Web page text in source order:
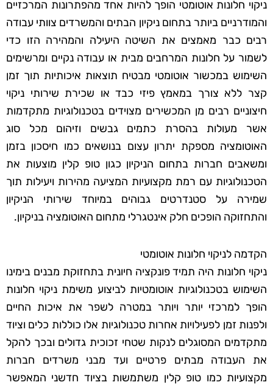
ניקוי חלונות אוטומטי הופך להיות אחד מהפתרונות המרכזיים
והמודרניים ביותר בתחום ניקיון הבתים והמשרדים צוותי עבודה
רבים כבר מאמצים את השיטה היעילה והמהירה הזו כדי
לשמור על חלונות המרחבים מבית או עבודה נקיים ומרשימים
השימוש במכשור אוטומטי מבטיח תוצאות איכותיות תוך זמן
קצר ללא צורך במאמץ פיזי כבד או שכירת שירותי ניקוי
חיצוניים רבים מן המכשירים מצוידים בטכנולוגיות מתקדמות
אשר מעולות בהסרת כתמים גבשים וזיהום מכל סוג
האוטומציה מספקת יתרון עצום בנושאים כמו חיסכון בזמן
ומשאבים חברות בתחום הניקיון כגון טופ קלין מוצעות את
הטכנולוגיות עם רמת מקצועיות המציעה מהירות ויעילות תוך
שמירה על סטנדרטים גבוהים במיוחד שירותי הניקיון
והתחזוקה הופכים חלק אינטגרלי מתחום האוטומציה בניקיון.
הקדמה לניקוי חלונות אוטומטי
ניקוי חלונות היה תמיד פונקציה חיונית בתחזוקת מבנים בימינו
השימוש בטכנולוגיות אוטומטיות לביצוע משימת ניקוי חלונות
הופך למרכזי יותר ויותר במטרה לשפר את איכות החיים
ולפנות זמן לפעילויות אחרות טכנולוגיות אלו כוללות כלים וציוד
מתקדמים המסוגלים לנקות שטחי זכוכית גדולים ובכך להקל
את העבודה מבתים פרטיים ועד מבני משרדים חברות
מקצועיות כמו טופ קלין משתמשות בציוד חדשני המאפשר